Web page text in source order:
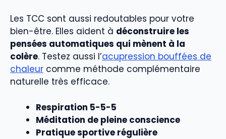
Les TCC sont aussi redoutables pour votre
bien-être. Elles aident à déconstruire les
pensées automatiques qui mènent à la
colère. Testez aussi l’acupression bouffées de
chaleur comme méthode complémentaire
naturelle très efficace.
Respiration 5-5-5
Méditation de pleine conscience
Pratique sportive régulière